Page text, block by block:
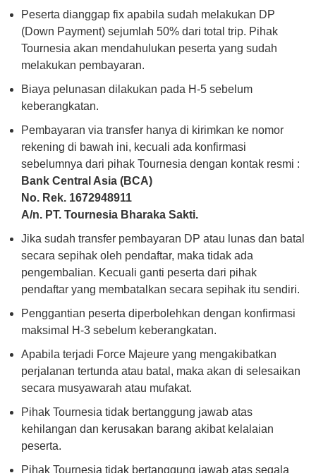
Peserta dianggap fix apabila sudah melakukan DP
(Down Payment) sejumlah 50% dari total trip. Pihak
Tournesia akan mendahulukan peserta yang sudah
melakukan pembayaran.
Biaya pelunasan dilakukan pada H-5 sebelum
keberangkatan.
Pembayaran via transfer hanya di kirimkan ke nomor
rekening di bawah ini, kecuali ada konfirmasi
sebelumnya dari pihak Tournesia dengan kontak resmi :
Bank Central Asia (BCA)
No. Rek. 1672948911
A/n. PT. Tournesia Bharaka Sakti.
Jika sudah transfer pembayaran DP atau lunas dan batal
secara sepihak oleh pendaftar, maka tidak ada
pengembalian. Kecuali ganti peserta dari pihak
pendaftar yang membatalkan secara sepihak itu sendiri.
Penggantian peserta diperbolehkan dengan konfirmasi
maksimal H-3 sebelum keberangkatan.
Apabila terjadi Force Majeure yang mengakibatkan
perjalanan tertunda atau batal, maka akan di selesaikan
secara musyawarah atau mufakat.
Pihak Tournesia tidak bertanggung jawab atas
kehilangan dan kerusakan barang akibat kelalaian
peserta.
Pihak Tournesia tidak bertanggung jawab atas segala